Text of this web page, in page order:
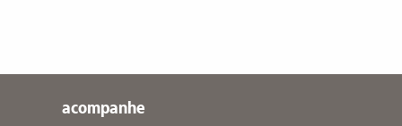
acompanhe